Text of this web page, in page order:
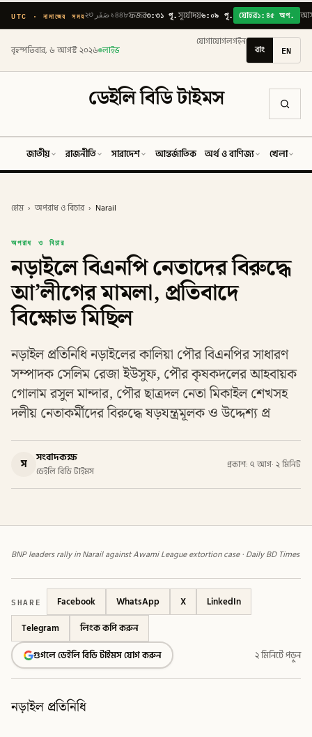
UTC · নামাজের সময় ২৩ صَفَر ১৪৪৮ফজর৩:৩১ পূ.সূর্যোদয়৬:০৯ পূ. যোহর১:৪৫ অপ.
বৃহস্পতিবার, ৬ আগস্ট ২০২৬ লাইভ
যোগাযোগলগইন
বাং EN
ডেইলি বিডি টাইমস
জাতীয় রাজনীতি সারাদেশ আন্তর্জাতিক অর্থ ও বাণিজ্য খেলা
হোম › অপরাধ ও বিচার › Narail
অপরাধ ও বিচার
নড়াইলে বিএনপি নেতাদের বিরুদ্ধে
আ’লীগের মামলা, প্রতিবাদে
বিক্ষোভ মিছিল
নড়াইল প্রতিনিধি নড়াইলের কালিয়া পৌর বিএনপির সাধারণ
সম্পাদক সেলিম রেজা ইউসুফ, পৌর কৃষকদলের আহবায়ক
গোলাম রসুল মান্দার, পৌর ছাত্রদল নেতা মিকাইল শেখসহ
দলীয় নেতাকর্মীদের বিরুদ্ধে ষড়যন্ত্রমূলক ও উদ্দেশ্য প্র
স সংবাদকক্ষ
ডেইলি বিডি টাইমস
প্রকাশ: ৭ আগ· ২ মিনিট
BNP leaders rally in Narail against Awami League extortion case · Daily BD Times
SHARE Facebook WhatsApp X
LinkedIn
Telegram
লিংক কপি করুন
গুগলে ডেইলি বিডি টাইমস যোগ করুন
২ মিনিটে পড়ুন
নড়াইল প্রতিনিধি